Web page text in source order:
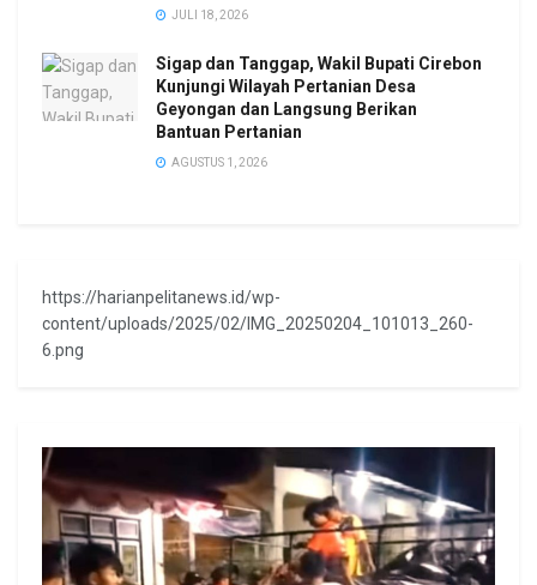
JULI 18, 2026
Sigap dan Tanggap, Wakil Bupati Cirebon
Kunjungi Wilayah Pertanian Desa
Geyongan dan Langsung Berikan
Bantuan Pertanian
AGUSTUS 1, 2026
https://harianpelitanews.id/wp-
content/uploads/2025/02/IMG_20250204_101013_260-
6.png